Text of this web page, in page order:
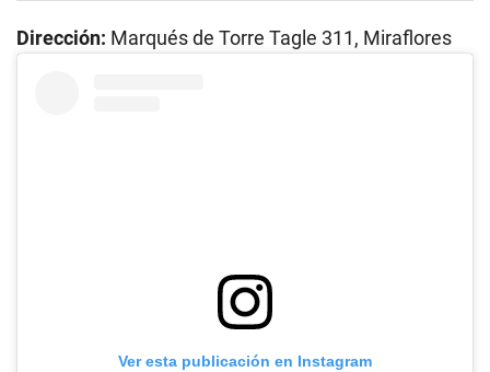
Dirección: Marqués de Torre Tagle 311, Miraflores
Ver esta publicación en Instagram